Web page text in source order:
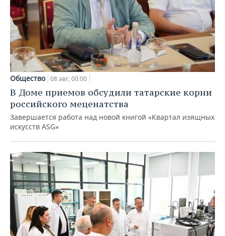
Общество 08 авг, 00:00
В Доме приемов обсудили татарские корни
российского меценатства
Завершается работа над новой книгой «Квартал изящных
искусств ASG»